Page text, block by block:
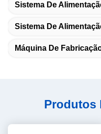
Sistema De
Sistema De
Máquina De
Produtos